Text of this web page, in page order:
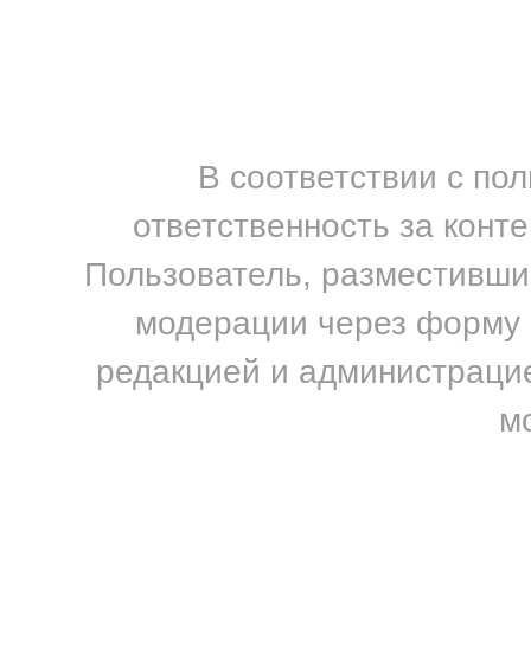
В соответствии с
ответственность за
Пользователь,
модерации через форму
редакцией и